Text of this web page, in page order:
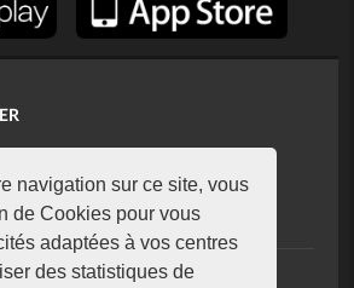
navigation sur ce site, vous
de Cookies pour vous
adaptées à vos centres
des statistiques de
52 93